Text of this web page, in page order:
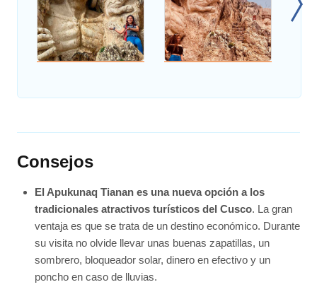
Consejos
El Apukunaq Tianan es una nueva opción a los
tradicionales atractivos turísticos del Cusco. La gran
ventaja es que se trata de un destino económico. Durante
su visita no olvide llevar unas buenas zapatillas, un
sombrero, bloqueador solar, dinero en efectivo y un
poncho en caso de lluvias.